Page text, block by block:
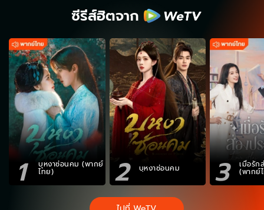
ซีรีส์ฮิตจาก
1 บุหงาซ่อนคม (พากย์
ไทย) 2 บุหงาซ่อนคม 3 เมื่อรัก
(พากย์